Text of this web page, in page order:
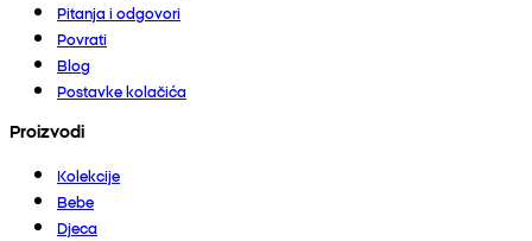
Pitanja i odgovori
Povrati
Blog
Postavke kolačića
Proizvodi
Kolekcije
Bebe
Djeca